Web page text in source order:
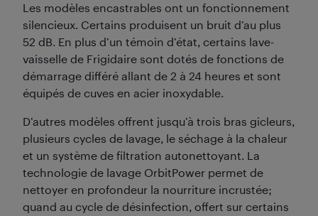
Les modèles encastrables ont un fonctionnement
silencieux. Certains produisent un bruit d’au plus
52 dB. En plus d’un témoin d’état, certains lave-
vaisselle de Frigidaire sont dotés de fonctions de
démarrage différé allant de 2 à 24 heures et sont
équipés de cuves en acier inoxydable.
D’autres modèles offrent jusqu’à trois bras gicleurs,
plusieurs cycles de lavage, le séchage à la chaleur
et un système de filtration autonettoyant. La
technologie de lavage OrbitPower permet de
nettoyer en profondeur la nourriture incrustée;
quand au cycle de désinfection, offert sur certains